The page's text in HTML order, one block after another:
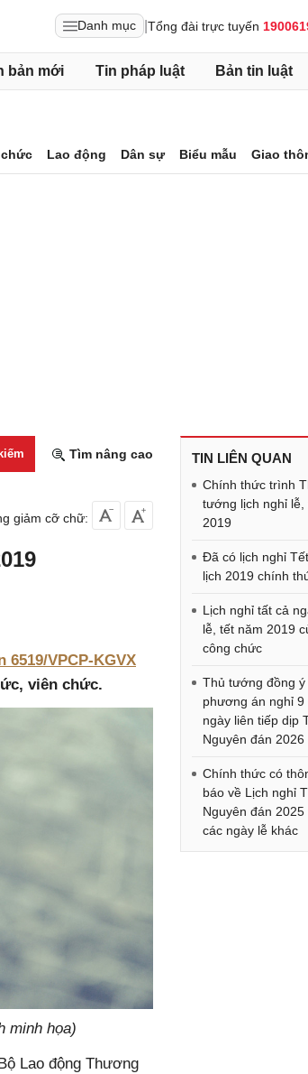
Danh mục Tổng đài trực tuyến
bản mới Tin pháp luật Bản tin luật
chức Lao động Dân sự Biểu mẫu Giao
Tìm nâng cao
giảm cỡ chữ:
6519/VPCP-KGVX
viên chức.
minh họa)
Lao động Thương
TIN LIÊN QUAN
Chính thức trình
tướng lịch nghỉ lễ,
2019
Đã có lịch nghỉ
lịch 2019 chính
Lịch nghỉ tất cả
lễ, tết năm 2019
công chức
Thủ tướng đồng ý
phương án nghỉ 9
ngày liên tiếp dịp
Nguyên đán 2026
Chính thức có
báo về Lịch nghỉ
Nguyên đán 2025
các ngày lễ khác